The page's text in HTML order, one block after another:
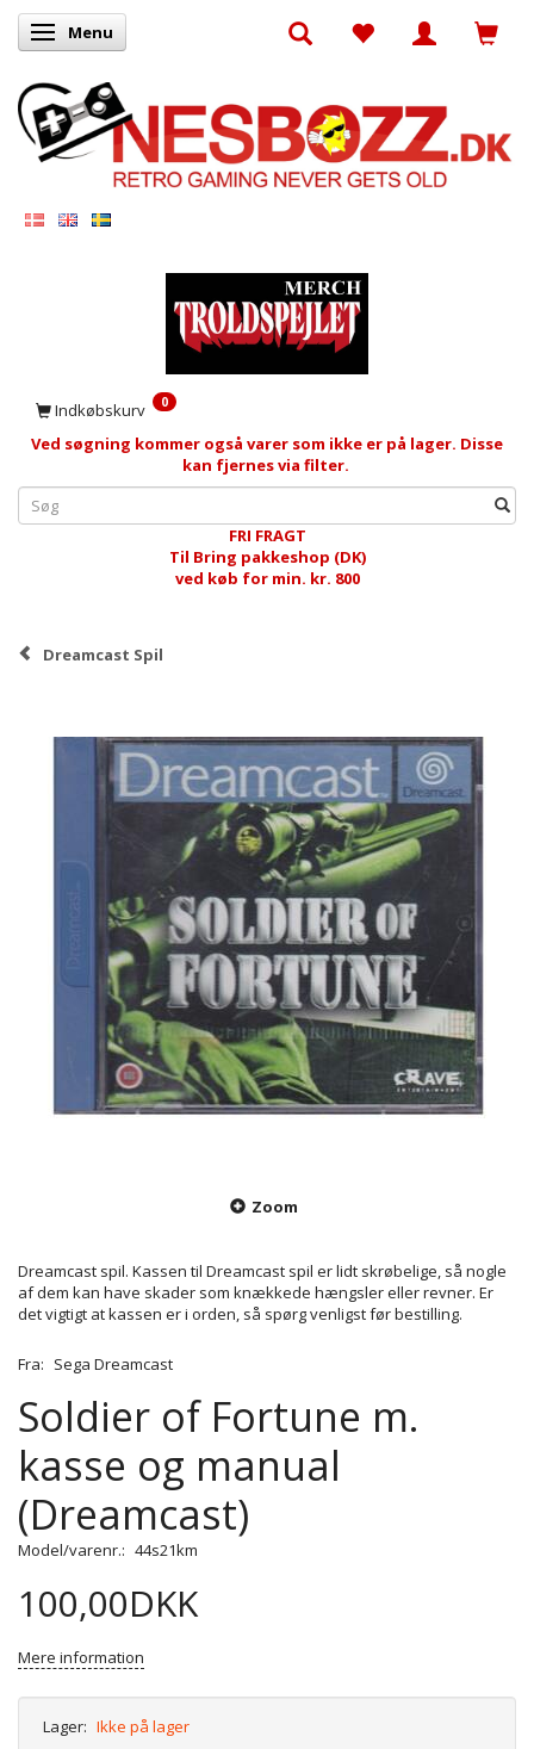
Skifte navigation
Menu
Indkøbskurv 0
Ved søgning kommer også varer som ikke er på lager. Disse
kan fjernes via filter.
FRI FRAGT
Til Bring pakkeshop (DK)
ved køb for min. kr. 800
Dreamcast Spil
Zoom
Dreamcast spil. Kassen til Dreamcast spil er lidt skrøbelige, så nogle
af dem kan have skader som knækkede hængsler eller revner. Er
det vigtigt at kassen er i orden, så spørg venligst før bestilling.
Fra: Sega Dreamcast
Soldier of Fortune m.
kasse og manual
(Dreamcast)
Model/varenr.: 44s21km
100,00DKK
Mere information
Lager: Ikke på lager